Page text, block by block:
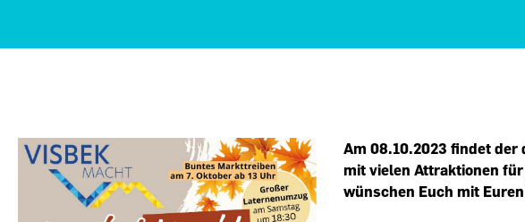
Am 08.10.2023 findet
mit vielen Attraktionen
wünschen Euch mit